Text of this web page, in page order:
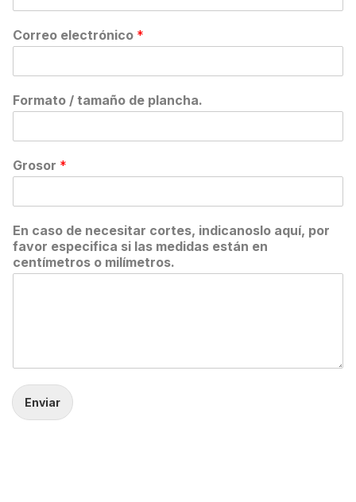
Correo electrónico *
Formato / tamaño de plancha.
Grosor *
En caso de necesitar cortes, indicanoslo aquí, por
favor especifica si las medidas están en
centímetros o milímetros.
Enviar